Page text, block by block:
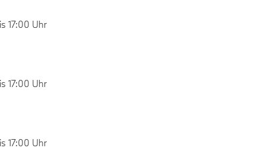
17:00 Uhr
17:00 Uhr
17:00 Uhr